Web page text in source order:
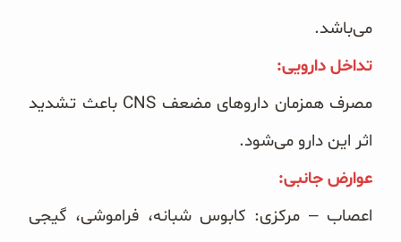
می‌باشد. ‏
تداخل دارویی:‏
مصرف همزمان داروهای مضعف ‏CNS‏ باعث تشدید
اثر این دارو می‌شود. ‏
عوارض جانبی:‏
‏اعصاب – مرکزی: کابوس شبانه، فراموشی، گیجی